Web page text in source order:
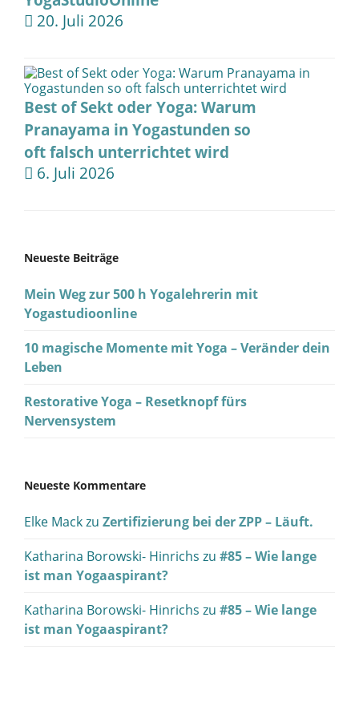
20. Juli 2026
Best of Sekt oder Yoga: Warum
Pranayama in Yogastunden so
oft falsch unterrichtet wird
6. Juli 2026
Neueste Beiträge
Mein Weg zur 500 h Yogalehrerin mit
Yogastudioonline
10 magische Momente mit Yoga – Veränder dein
Leben
Restorative Yoga – Resetknopf fürs
Nervensystem
Neueste Kommentare
Elke Mackzu Zertifizierung bei der ZPP – Läuft.
Katharina Borowski- Hinrichs zu #85 – Wie lange
ist man Yogaaspirant?
Katharina Borowski- Hinrichs zu #85 – Wie lange
ist man Yogaaspirant?